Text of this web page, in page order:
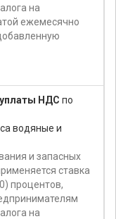
на
ежемесячно
НДС по
водяные и
и запасных
ставка
процентов,
на